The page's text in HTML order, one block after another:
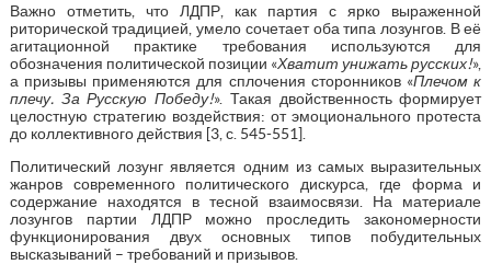
Важно отметить, что ЛДПР, как партия с ярко выраженной
риторической традицией, умело сочетает оба типа лозунгов. В её
агитационной практике требования используются для
обозначения политической позиции «Хватит унижать русских!»,
а призывы применяются для сплочения сторонников «Плечом к
плечу. За Русскую Победу!». Такая двойственность формирует
целостную стратегию воздействия: от эмоционального протеста
до коллективного действия [3, с. 545-551].
Политический лозунг является одним из самых выразительных
жанров современного политического дискурса, где форма и
содержание находятся в тесной взаимосвязи. На материале
лозунгов партии ЛДПР можно проследить закономерности
функционирования двух основных типов побудительных
высказываний – требований и призывов.